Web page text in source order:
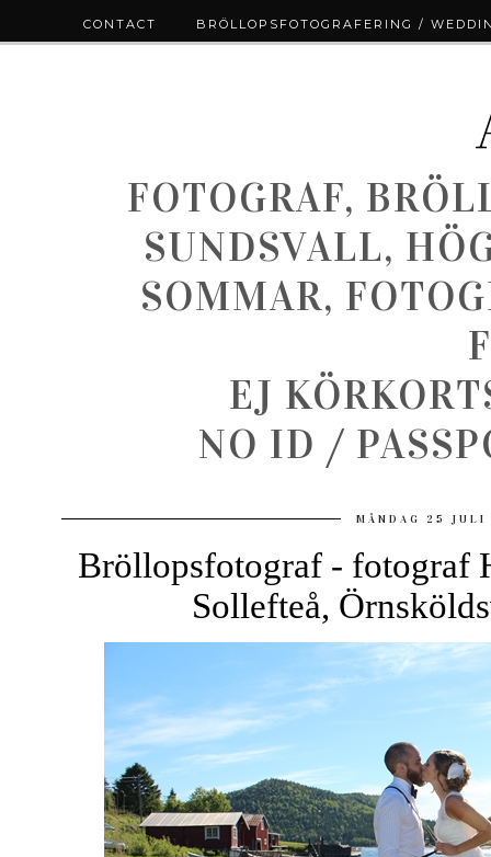
FOTOGRAF,
SUNDSVALL,
SOMMAR,
EJ
NO ID /
MÅNDAG 25
Bröllopsfotograf - fotograf
Sollefteå,
CONTACT BRÖLLOPSFOTOGRAFERING /